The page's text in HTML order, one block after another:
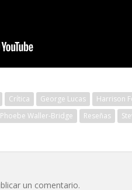
Crítica George Lucas Harrison
Phoebe Waller-Bridge Reseñas
un comentario.